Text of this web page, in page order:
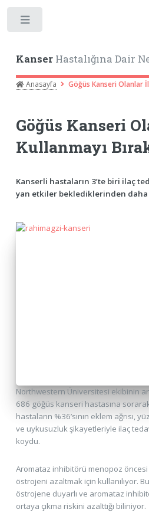
KanserHastalığına Dair
Anasayfa Göğüs Kanseri Olanlar
Göğüs Kanseri
Kullanmayı
Kanserli hastaların 3’te biri ilaç
yan etkiler beklediklerinden
Northwestern Üniversitesi ekibinin
686 göğüs kanseri hastasına
hastaların %36’sının eklem ağrısı,
ve uykusuzluk şikayetleriyle ilaç
koydu.
Aromataz inhibitörü menopoz
östrojeni azaltmak için kullanılıyor.
östrojene duyarlı ve aromataz
ortaya çıkma riskini azalttığı biliniyor.